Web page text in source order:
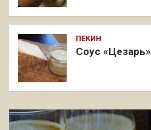
ПЕКИН
Соус «Цезарь»